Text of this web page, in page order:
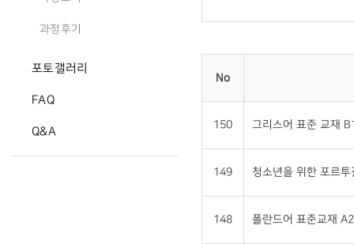
과정후기
포토갤러리
FAQ
Q&A
No
150 그리스어 표준 교재
149 청소년을 위한 포르
148 폴란드어 표준교재